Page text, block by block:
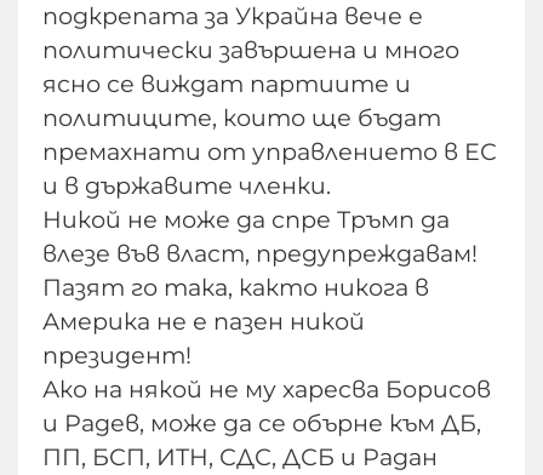
подкрепата за Украйна вече е
политически завършена и много
ясно се виждат партиите и
политиците, които ще бъдат
премахнати от управлението в ЕС
и в държавите членки.
Никой не може да спре Тръмп да
влезе във власт, предупреждавам!
Пазят го така, както никога в
Америка не е пазен никой
президент!
Ако на някой не му харесва Борисов
и Радев, може да се обърне към ДБ,
ПП, БСП, ИТН, СДС, ДСБ и Радан